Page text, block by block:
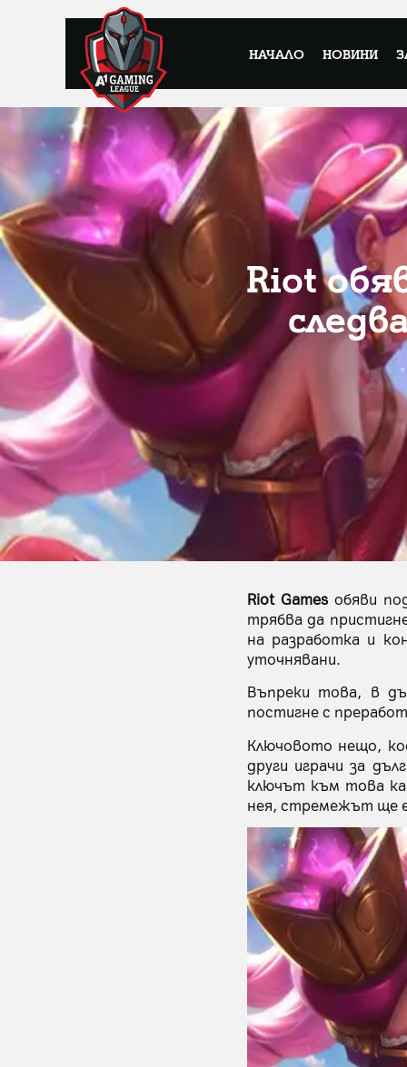
НАЧАЛО НОВИНИ
Riot
Riot Games обяви
трябва да
на разработка и
уточнявани.
Въпреки това, в
постигне с
Ключовото нещо,
други играчи за
ключът към това
нея, стремежът ще